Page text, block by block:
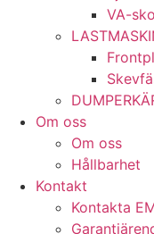
VA­-
Om oss
Om oss
Hållbarhet
Kontakt
Kontakta